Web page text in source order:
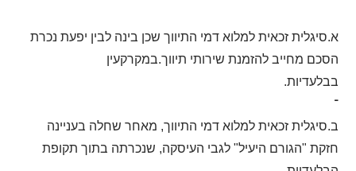
א.סיגלית זכאית למלוא דמי התיווך שכן בינה לבין יפעת נכרת
הסכם מחייב להזמנת שירותי תיווך.במקרקעין
־
ב.סיגלית זכאית למלוא דמי התיווך, מאחר שחלה בעניינה
חזקת "הגורם היעיל" לגבי העיסקה, שנכרתה בתוך תקופת